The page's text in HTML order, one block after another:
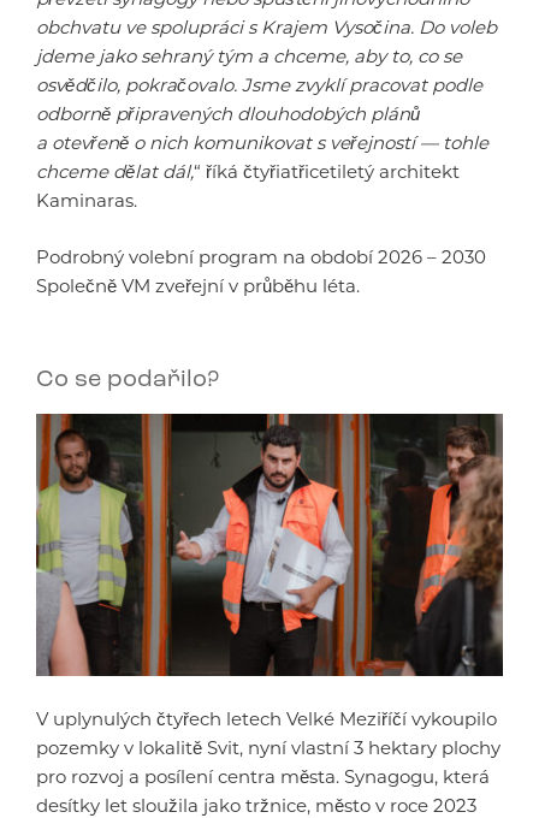
obchvatu ve spolupráci s Krajem Vysočina. Do voleb
jdeme jako sehraný tým a chceme, aby to, co se
osvědčilo, pokračovalo. Jsme zvyklí pracovat podle
odborně připravených dlouhodobých plánů
a otevřeně o nich komunikovat s veřejností — tohle
chceme dělat dál,“ říká čtyřiatřicetiletý architekt
Kaminaras.
Podrobný volební program na období 2026 – 2030
Společně VM zveřejní v průběhu léta.
Co se podařilo?
V uplynulých čtyřech letech Velké Meziříčí vykoupilo
pozemky v lokalitě Svit, nyní vlastní 3 hektary plochy
pro rozvoj a posílení centra města. Synagogu, která
desítky let sloužila jako tržnice, město v roce 2023